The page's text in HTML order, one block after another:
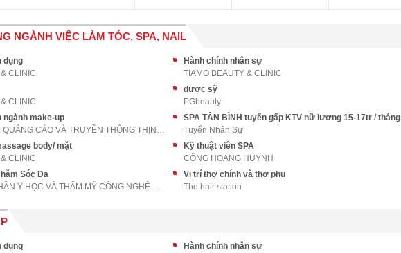
NGÀNH VIỆC LÀM TÓC, SPA, NAIL
dụng
CLINIC
Hành chính nhân sự
TIAMO BEAUTY & CLINIC
CLINIC
dược sỹ
PGbeauty
ngành make-up
CÔNG TY TNHH QUẢNG CÁO VÀ TRUYỀN THÔNG THỊNH AN PH
SPA TÂN BÌNH tuyển gấp KTV nữ lương 15-17tr / tháng
Tuyển Nhân Sự
body/ mặt
CLINIC
Kỹ thuật viên SPA
CÔNG HOANG HUYNH
Sóc Da
CÔNG TY CỔ PHẦN Y HỌC VÀ THẨM MỸ CÔNG NGHỆ CAO VỆ
Vị trí thợ chính và thợ phụ
The hair station
dụng Hành chính nhân sự